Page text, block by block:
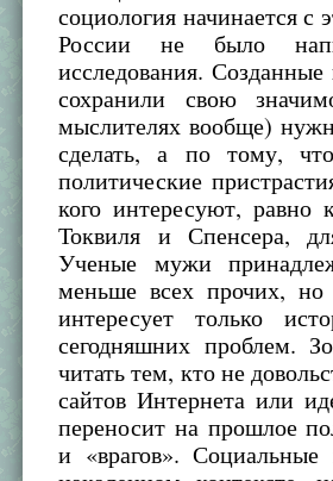
социология начинается
России не было
исследования.
сохранили свою
мыслителях вообще)
сделать, а по тому,
политические
кого интересуют, равно
Токвиля и Спенсера,
Ученые мужи
меньше всех прочих,
интересует только
сегодняшних проблем.
читать тем, кто не
сайтов Интернета или
переносит на прошлое
и «врагов».